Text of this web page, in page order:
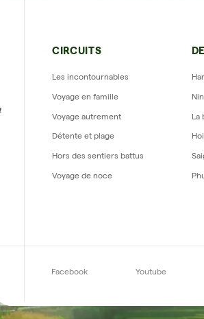
Avis sur
CIRCUITS
Les incontournables
Voyage en famille
Voyage autrement
Détente et plage
Hors des sentiers battus
Voyage de noce
La
Facebook Youtube